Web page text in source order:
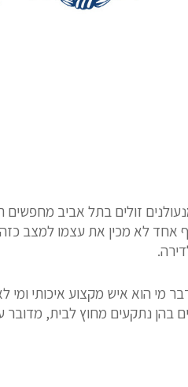
זולים בתל אביב מחפשים
אחד לא מכין את עצמו למצב
מי הוא איש מקצוע איכותי
בהן נתקעים מחוץ לבית,